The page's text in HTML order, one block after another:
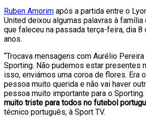
Ruben Amorim após a partida entre o
United deixou algumas palavras à família
que faleceu na passada terça-feira, dia 8
anos.
“Trocava mensagens com Aurélio
Sporting. Não pudemos estar presentes
isso, enviámos uma coroa de flores. Era
pessoa muito querida e não vai haver
pessoa muito importante para o Sporting.
muito triste para todos no futebol
técnico português, à Sport TV.